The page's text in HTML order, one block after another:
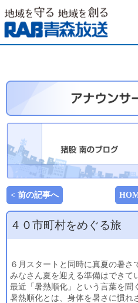
< 前の記事へ
４０市町村をめぐる旅
６月スタートと同時に真夏の暑さ
みなさん夏を迎える準備はできて
最近「暑熱順化」という言葉を聞
暑熱順化とは、身体を暑さに慣れ